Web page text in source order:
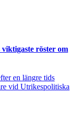
röster om
en längre tids
vid Utrikespolitiska